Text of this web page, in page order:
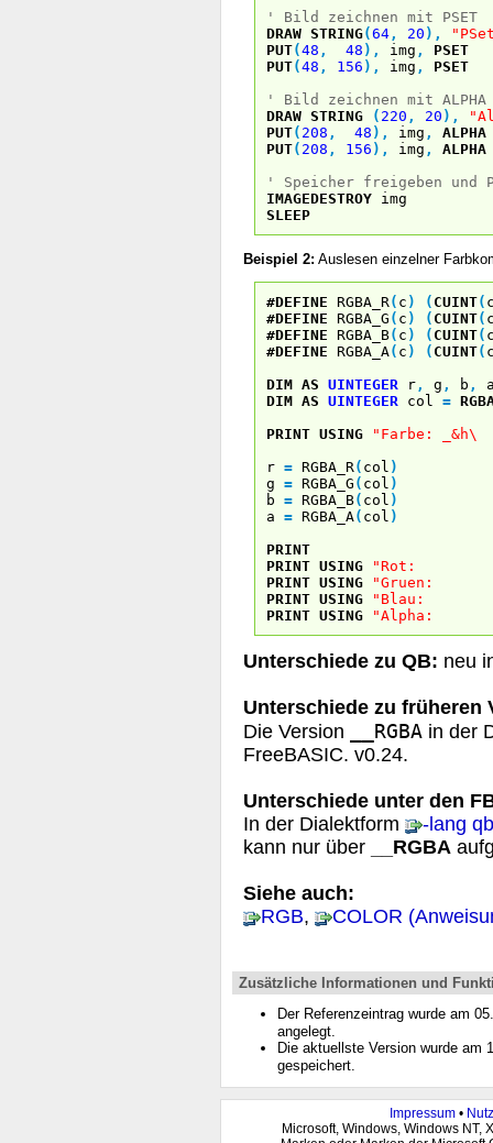
' Bild zeichnen mit PSET
DRAW STRING(64, 20 ) ,
PUT(48 , 48 ) , img ,
PSET
PUT(48 , 156 ) , img ,
PSET
' Bild zeichnen mit ALPHA
DRAW STRING
( 220 , 20 ) ,
PUT( 208 , 48 ) , img ,
ALPHA
PUT( 208 , 156 ) , img ,
ALPHA
' Speicher freigeben und
IMAGEDESTROY img
SLEEP
Beispiel 2: Auslesen einzelner
#DEFINE RGBA_R( c ) ( CUINT(
#DEFINE RGBA_G ( c ) ( CUINT(
#DEFINE RGBA_B( c ) ( CUINT(
#DEFINE RGBA_A( c ) ( CUINT(
DIM AS UINTEGER r, g , b ,
DIM AS UINTEGER col =
PRINT USING
"Farbe:
r = RGBA_R( col )
g = RGBA_G ( col )
b = RGBA_B( col )
a = RGBA_A( col )
PRINT
PRINT USING
"Rot:
PRINT USING
"Gruen:
PRINT USING
"Blau:
PRINT USING
"Alpha:
Unterschiede zu QB: neu
Unterschiede zu früheren
Die Version
__RGBA in der
FreeBASIC. v0.24.
Unterschiede unter den
In der Dialektform
-lang qb
kann nur über
__RGBA
Siehe auch:
RGB, COLOR
Zusätzliche Informationen und
Der Referenzeintrag wurde am
angelegt.
Die aktuellste Version wurde am
gespeichert.
Impressum•
Microsoft, Windows, Windows NT,